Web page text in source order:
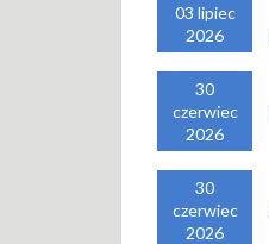
03 lipiec
2026
30
czerwiec
2026
30
czerwiec
2026